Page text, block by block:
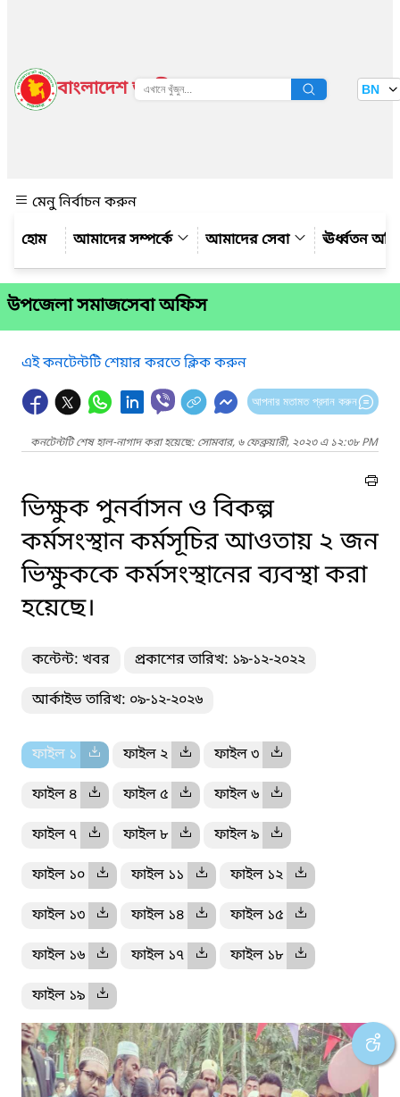
বাংলাদেশ জাতীয় তথ্য বাতায়ন BN
মেনু নির্বাচন করুন
আমাদের সম্পর্কে
আমাদের সেবা ঊর্ধ্বতন
উপজেলা সমাজসেবা অফিস
এই কনটেন্টটি শেয়ার করতে ক্লিক করুন
আপনার মতামত প্রদান করুন
কনটেন্টটি শেষ হাল-নাগাদ করা হয়েছে: সোমবার, ৬ ফেব্রুয়ারী, ২০২৩ এ ১২:৩৮ PM
ভিক্ষুক পুনর্বাসন ও বিকল্প
কর্মসংস্থান কর্মসূচির আওতায় ২ জন
ভিক্ষুককে কর্মসংস্থানের ব্যবস্থা করা
হয়েছে।
কন্টেন্ট: খবর প্রকাশের তারিখ: ১৯-১২-২০২২
আর্কাইভ তারিখ: ০৯-১২-২০২৬
ফাইল ১ ফাইল ২ ফাইল ৩
ফাইল ৪ ফাইল ৫ ফাইল ৬
ফাইল ৭ ফাইল ৮ ফাইল ৯
ফাইল ১০ ফাইল ১১ ফাইল ১২
ফাইল ১৩ ফাইল ১৪ ফাইল ১৫
ফাইল ১৬ ফাইল ১৭ ফাইল ১৮
ফাইল ১৯